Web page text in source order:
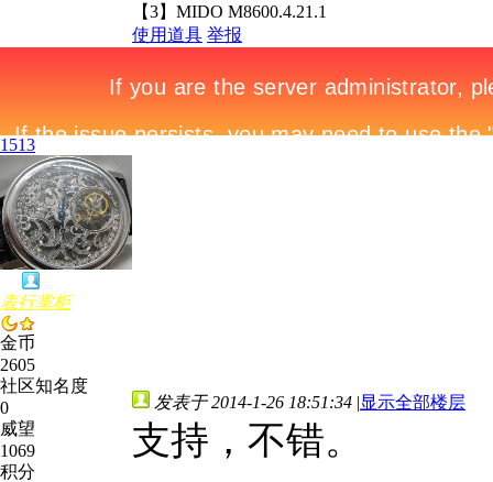
【3】MIDO M8600.4.21.1
使用道具 举报
1513
表行掌柜
金币
2605
社区知名度
0
威望
1069
积分
发表于 2014-1-26 18:51:34 |显示全部楼层
支持，不错。